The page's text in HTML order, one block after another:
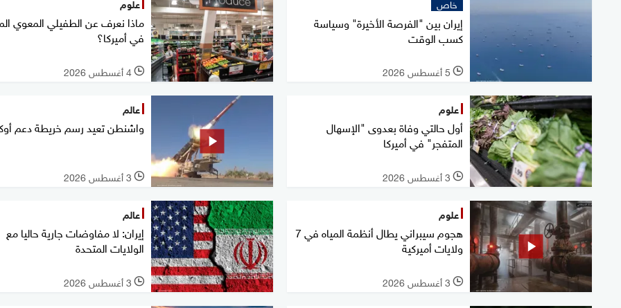
إيران بين "الفرصة الأخيرة" وسياسة
كسب الوقت
l 5 أغسطس 2026
ماذا نعرف عن الطفيلي المعوي
في أميركا؟
l 4 أغسطس 2026
علوم
أول حالتي وفاة بعدوى "الإسهال
المتفجر" في أميركا
l 3 أغسطس 2026
عالم
واشنطن تعيد رسم خريطة دعم
l 3 أغسطس 2026
علوم
هجوم سيبراني يطال أنظمة المياه في 7
ولايات أميركية
l 3 أغسطس 2026
عالم
إيران: لا مفاوضات جارية حاليا مع
الولايات المتحدة
l 3 أغسطس 2026